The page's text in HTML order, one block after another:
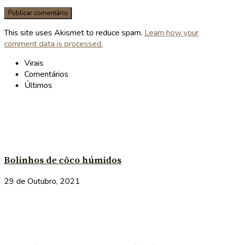
This site uses Akismet to reduce spam. Learn how your
comment data is processed.
Virais
Comentários
Últimos
Bolinhos de côco húmidos
29 de Outubro, 2021